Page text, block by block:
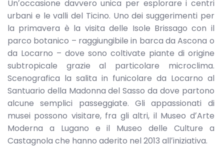
Unʼoccasione davvero unica per esplorare i centri
urbani e le valli del Ticino. Uno dei suggerimenti per
la primavera è la visita delle Isole Brissago con il
parco botanico – raggiungibile in barca da Ascona o
da Locarno – dove sono coltivate piante di origine
subtropicale grazie al particolare microclima.
Scenografica la salita in funicolare da Locarno al
Santuario della Madonna del Sasso da dove partono
alcune semplici passeggiate. Gli appassionati di
musei possono visitare, fra gli altri, il Museo dʼArte
Moderna a Lugano e il Museo delle Culture a
Castagnola che hanno aderito nel 2013 allʼiniziativa.